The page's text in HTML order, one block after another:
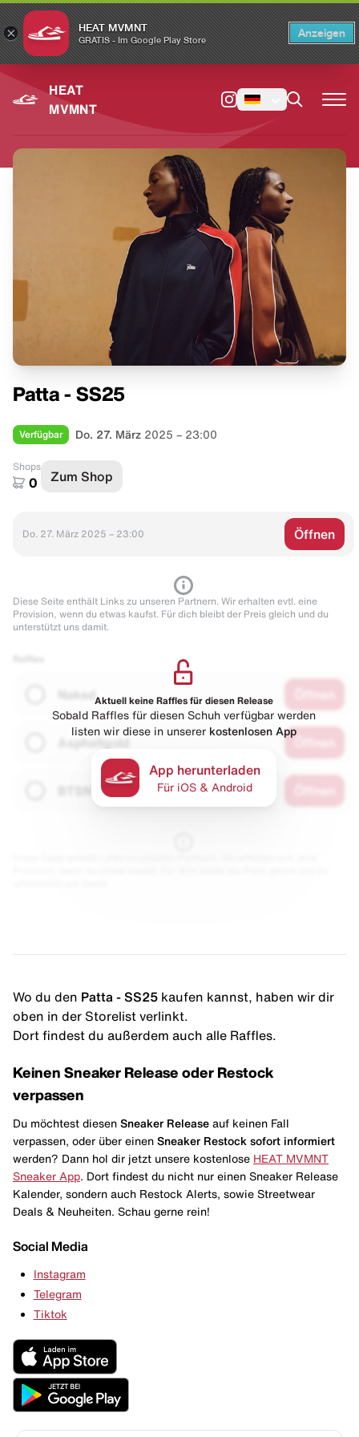
× HEAT MVMNT
GRATIS - Im Google Play Store
Anzeigen
HEAT
MVMNT
Patta - SS25
Verfügbar Do. 27. März 2025 – 23:00
Shops
0 Zum Shop
Do. 27. März 2025 – 23:00 Öffnen
Diese Seite enthält Links zu unseren Partnern. Wir erhalten evtl. eine
Provision, wenn du etwas kaufst. Für dich bleibt der Preis gleich und du
unterstützt uns damit.
Naked
Asphaltgold
Aktuell keine Raffles für diesen Release
Sobald Raffles für diesen Schuh verfügbar werden
listen wir diese in unserer kostenlosen App
App herunterladen
Für iOS & Android
Wo du den Patta - SS25 kaufen kannst, haben wir dir
oben in der Storelist verlinkt.
Dort findest du außerdem auch alle Raffles.
Keinen Sneaker Release oder Restock
verpassen
Du möchtest diesen Sneaker Release auf keinen Fall
verpassen, oder über einen Sneaker Restock sofort informiert
werden? Dann hol dir jetzt unsere kostenlose HEAT MVMNT
Sneaker App . Dort findest du nicht nur einen Sneaker Release
Kalender, sondern auch Restock Alerts, sowie Streetwear
Deals & Neuheiten. Schau gerne rein!
Social Media
Instagram
Telegram
Tiktok
Switch to the English version? Switch ×